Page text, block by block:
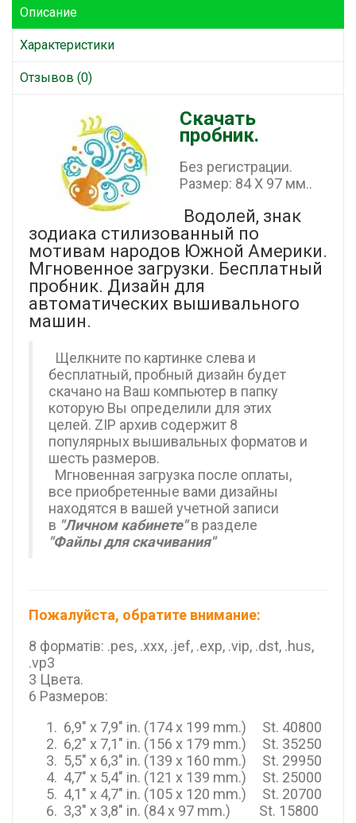
Описание
Характеристики
Отзывов (0)
Скачать
пробник.
Без регистрации.
Размер: 84 X 97 мм..
Водолей, знак
зодиака стилизованный по
мотивам народов Южной Америки.
Мгновенное загрузки. Бесплатный
пробник. Дизайн для
автоматических вышивального
машин.
Щелкните по картинке слева и
бесплатный, пробный дизайн будет
скачано на Ваш компьютер в папку
которую Вы определили для этих
целей. ZIP архив содержит 8
популярных вышивальных форматов и
шесть размеров.
Мгновенная загрузка после оплаты,
все приобретенные вами дизайны
находятся в вашей учетной записи
в "Личном кабинете"в разделе
"Файлы для скачивания"
Пожалуйста, обратите внимание:
8 форматів: .pes, .xxx, .jef, .exp, .vip, .dst, .hus,
.vp3
3 Цвета.
6 Размеров:
6,9" x 7,9" in. (174 x 199 mm.) St. 40800
6,2" x 7,1" in. (156 x 179 mm.) St. 35250
5,5" x 6,3" in. (139 x 160 mm.) St. 29950
4,7" x 5,4" in. (121 x 139 mm.) St. 25000
4,1" x 4,7" in. (105 x 120 mm.) St. 20700
3,3" x 3,8" in. (84 x 97 mm.) St. 15800